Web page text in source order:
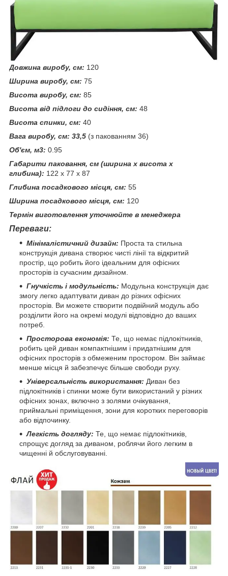
Довжина виробу, см: 120
Ширина виробу, см: 75
Висота виробу, см: 85
Висота від підлоги до сидіння, см: 48
Висота спинки, см: 40
Вага виробу, см: 33,5 (з пакованням 36)
Об'єм, м3: 0.95
Габарити паковання, см (ширина х висота х
глибина): 122 х 77 х 87
Глибина посадкового місця, см: 55
Ширина посадкового місця, см: 120
Термін виготовлення уточнюйте в менеджера
Переваги:
Мінімалістичний дизайн: Проста та стильна
конструкція дивана створює чисті лінії та відкритий
простір, що робить його ідеальним для офісних
просторів із сучасним дизайном.
Гнучкість і модульність: Модульна конструкція дає
змогу легко адаптувати диван до різних офісних
просторів. Ви можете створити подвійний модуль або
розділити його на окремі модулі відповідно до ваших
потреб.
Просторова економія: Те, що немає підлокітників,
робить цей диван компактнішим і придатнішим для
офісних просторів з обмеженим простором. Він займає
менше місця й забезпечує більше свободи руху.
Універсальність використання: Диван без
підлокітників і спинки може бути використаний у різних
офісних зонах, включно з золями очікування,
приймальні приміщення, зони для коротких переговорів
або відпочинку.
Легкість догляду: Те, що немає підлокітників,
спрощує догляд за диваном, роблячи його легким в
чищенні й обслуговуванні.